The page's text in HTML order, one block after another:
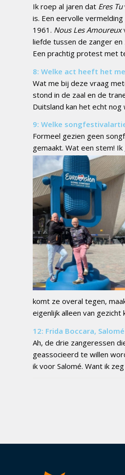
Ik roep al jaren dat Eres Tu
is. Een eervolle
1961. Nous Les Amoureux
liefde tussen de zanger
Een prachtig protest met
8: Welke act heeft het
Wat me bij deze vraag
stond in de zaal en de
Duitsland kan het echt nog
9: Welke
Formeel gezien geen
gemaakt. Wat een stem!
komt ze overal tegen,
eigenlijk alleen van
12: Frida Boccara,
Ah, de drie zangeressen
geassocieerd te willen
ik voor Salomé. Want ik